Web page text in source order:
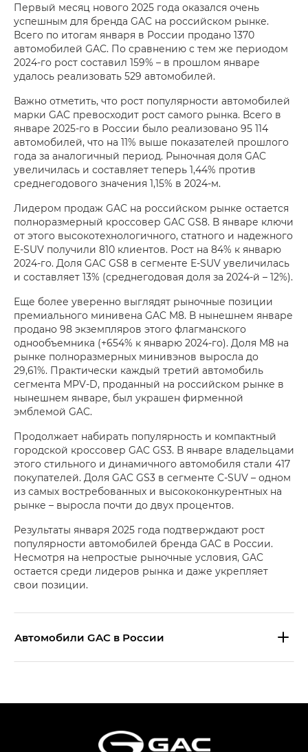
Первый месяц нового 2025 года оказался очень
успешным для бренда GAC на российском рынке.
Всего по итогам января в России продано 1370
автомобилей GAC. По сравнению с тем же периодом
2024‑го рост составил 159% – в прошлом январе
удалось реализовать 529 автомобилей.
Важно отметить, что рост популярности автомобилей
марки GAC превосходит рост самого рынка. Всего в
январе 2025‑го в России было реализовано 95 114
автомобилей, что на 11% выше показателей прошлого
года за аналогичный период. Рыночная доля GAC
увеличилась и составляет теперь 1,44% против
среднегодового значения 1,15% в 2024‑м.
Лидером продаж GAC на российском рынке остается
полноразмерный кроссовер GAC GS8. В январе ключи
от этого высокотехнологичного, статного и надежного
E‑SUV получили 810 клиентов. Рост на 84% к январю
2024‑го. Доля GAC GS8 в сегменте E‑SUV увеличилась
и составляет 13% (среднегодовая доля за 2024‑й – 12%).
Еще более уверенно выглядят рыночные позиции
премиального минивена GAC M8. В нынешнем январе
продано 98 экземпляров этого флагманского
однообъемника (+654% к январю 2024‑го). Доля M8 на
рынке полноразмерных минивэнов выросла до
29,61%. Практически каждый третий автомобиль
сегмента MPV‑D, проданный на российском рынке в
нынешнем январе, был украшен фирменной
эмблемой GAC.
Продолжает набирать популярность и компактный
городской кроссовер GAC GS3. В январе владельцами
этого стильного и динамичного автомобиля стали 417
покупателей. Доля GAC GS3 в сегменте C‑SUV – одном
из самых востребованных и высококонкурентных на
рынке – выросла почти до двух процентов.
Результаты января 2025 года подтверждают рост
популярности автомобилей бренда GAC в России.
Несмотря на непростые рыночные условия, GAC
остается среди лидеров рынка и даже укрепляет
свои позиции.
Aвтомобили GAC в России
Эс Икс ПРЕМИУМ — SX PREMIUM
S7 — Эс 7 (S7) в комплектациях
Эс Икс ПРЕМИУМ — SX PREMIUM, Эс Тэ — ST